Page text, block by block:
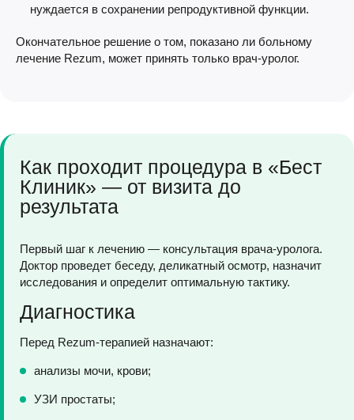
нуждается в сохранении репродуктивной функции.
Окончательное решение о том, показано ли больному
лечение Rezum, может принять только врач-уролог.
Как проходит процедура в «Бест
Клиник» — от визита до
результата
Первый шаг к лечению — консультация врача-уролога.
Доктор проведет беседу, деликатный осмотр, назначит
исследования и определит оптимальную тактику.
Диагностика
Перед Rezum-терапией назначают:
анализы мочи, крови;
УЗИ простаты;